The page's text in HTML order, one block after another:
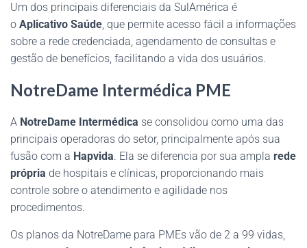
Um dos principais diferenciais da SulAmérica é
o Aplicativo Saúde, que permite acesso fácil a informações
sobre a rede credenciada, agendamento de consultas e
gestão de benefícios, facilitando a vida dos usuários.
NotreDame Intermédica PME
A NotreDame Intermédica se consolidou como uma das
principais operadoras do setor, principalmente após sua
fusão com a Hapvida. Ela se diferencia por sua ampla rede
própria de hospitais e clínicas, proporcionando mais
controle sobre o atendimento e agilidade nos
procedimentos.
Os planos da NotreDame para PMEs vão de 2 a 99 vidas,